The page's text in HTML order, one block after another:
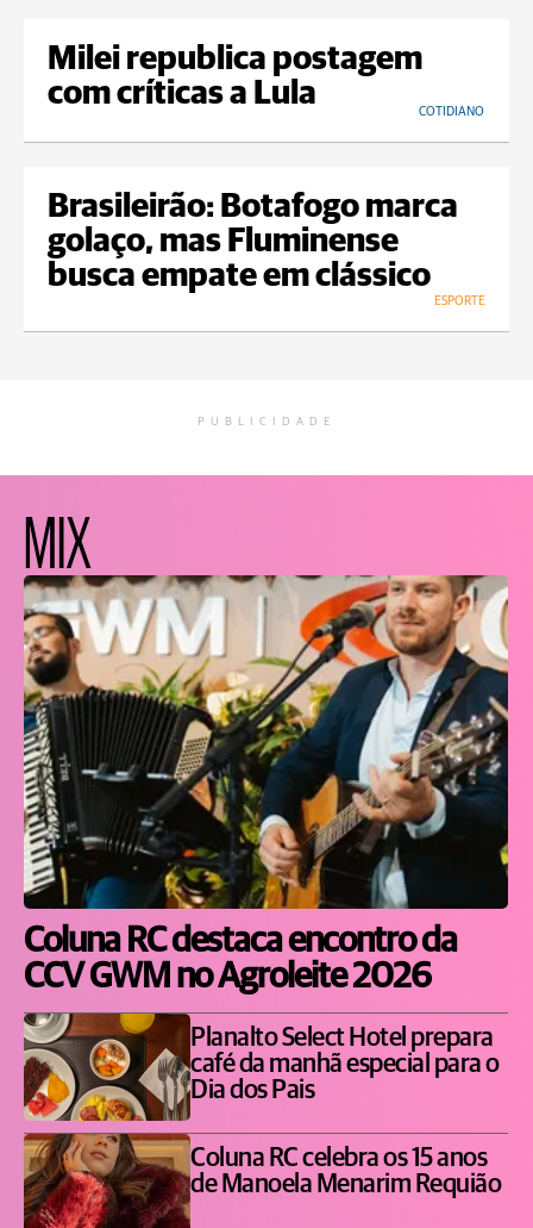
Milei republica postagem
com críticas a Lula
COTIDIANO
Brasileirão: Botafogo marca
golaço, mas Fluminense
busca empate em clássico
ESPORTE
PUBLICIDADE
MIX
Coluna RC destaca encontro da
CCV GWM no Agroleite 2026
Planalto Select Hotel prepara
café da manhã especial para o
Dia dos Pais
Coluna RC celebra os 15 anos
de Manoela Menarim Requião